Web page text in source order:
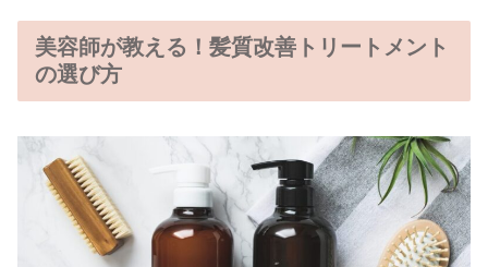
美容師が教える！髪質改善トリートメント
の選び方